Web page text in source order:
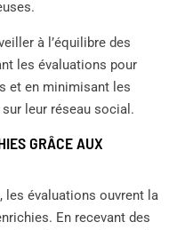
à l’équilibre des
les évaluations pour
et en minimisant les
leur réseau social.
GRÂCE AUX
les évaluations ouvrent la
En recevant des